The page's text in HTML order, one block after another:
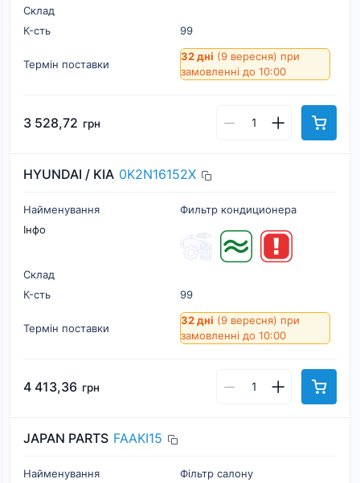
Склад
К-cть
99
Термін поставки
32 дні (9 вересня) при
замовленні до 10:00
3 528,72 грн
HYUNDAI / KIA 0K2N16152X
Найменування
Фильтр кондиционера
Інфо
Склад
К-cть
99
Термін поставки
32 дні (9 вересня) при
замовленні до 10:00
4 413,36 грн
JAPAN PARTS FAAKI15
Найменування
Фільтр салону